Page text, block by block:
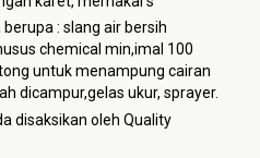
: slang air bersih
chemical min,imal 100
untuk menampung cairan
dicampur,gelas ukur, sprayer.
disaksikan oleh Quality